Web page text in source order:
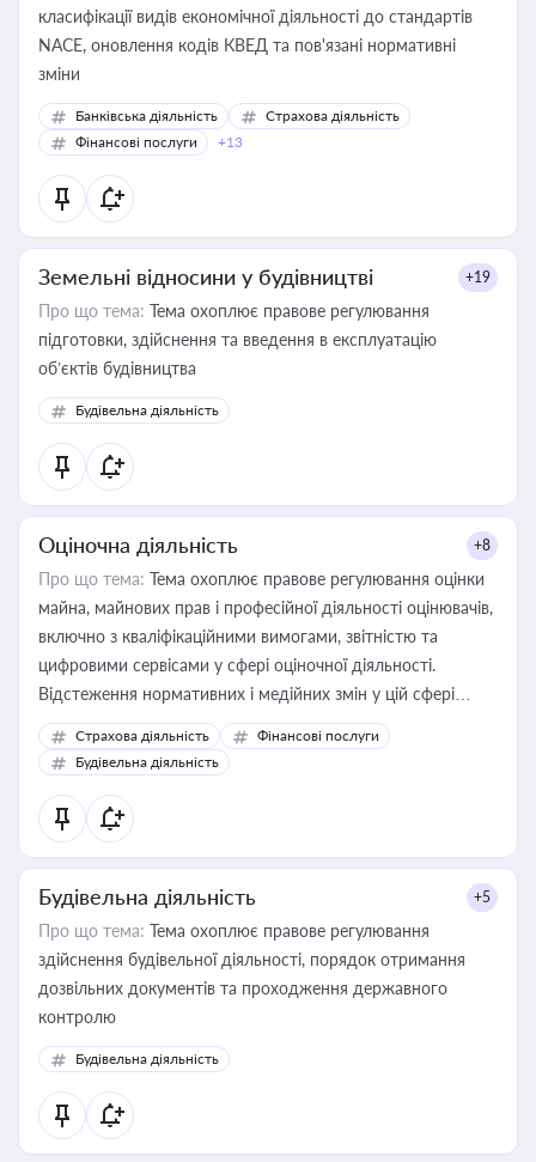
класифікації видів економічної діяльності до стандартів
NACE, оновлення кодів КВЕД та пов'язані нормативні
зміни
Банківська діяльність
Страхова діяльність
Фінансові послуги
+13
Земельні відносини у будівництві +19
Про що тема: Тема охоплює правове регулювання
підготовки, здійснення та введення в експлуатацію
об’єктів будівництва
Будівельна діяльність
Оціночна діяльність +8
Про що тема: Тема охоплює правове регулювання оцінки
майна, майнових прав і професійної діяльності оцінювачів,
включно з кваліфікаційними вимогами, звітністю та
цифровими сервісами у сфері оціночної діяльності.
Відстеження нормативних і медійних змін у цій сфері
корисне для власника бізнесу, керівника, юриста або
бухгалтера під час оподаткування, приватизації, оренди
державного майна, корпоративних угод і перевірки
статусу суб'єктів оціночної діяльності
Страхова діяльність
Фінансові послуги
Будівельна діяльність
Будівельна діяльність +5
Про що тема: Тема охоплює правове регулювання
здійснення будівельної діяльності, порядок отримання
дозвільних документів та проходження державного
контролю
Будівельна діяльність